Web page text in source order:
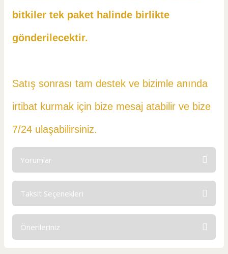
bitkiler tek paket halinde birlikte
gönderilecektir.
Satış sonrası tam destek ve bizimle anında
irtibat kurmak için bize mesaj atabilir ve bize
7/24 ulaşabilirsiniz.
Yorumlar
Taksit Seçenekleri
Önerileriniz